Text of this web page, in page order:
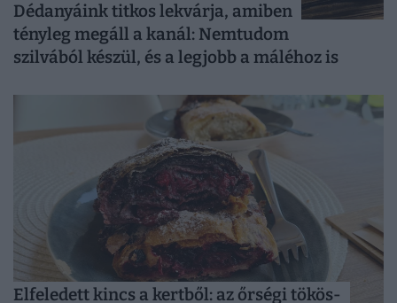
Dédanyáink titkos lekvárja, amiben
tényleg megáll a kanál: Nemtudom
szilvából készül, és a legjobb a máléhoz is
Elfeledett kincs a kertből: az őrségi tökös-